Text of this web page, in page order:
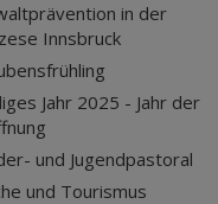
in der
Innsbruck
Jahr 2025 - Jahr der
und Jugendpastoral
und Tourismus